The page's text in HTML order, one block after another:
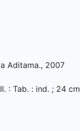
Aditama., 2007
: Tab. : ind. ; 24 cm